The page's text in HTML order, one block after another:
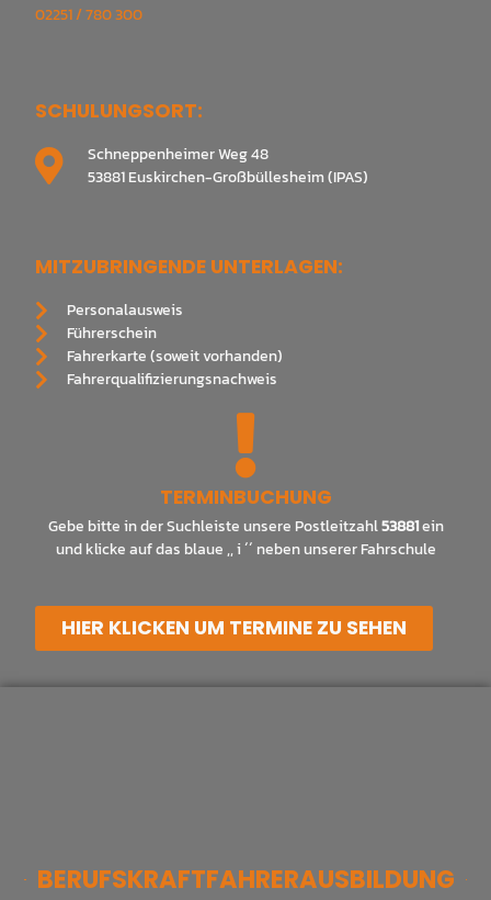
02251 / 780 300
SCHULUNGSORT:
Schneppenheimer Weg 48
53881 Euskirchen-Großbüllesheim (IPAS)
MITZUBRINGENDE UNTERLAGEN:
Personalausweis
Führerschein
Fahrerkarte (soweit vorhanden)
Fahrerqualifizierungsnachweis
TERMINBUCHUNG
Gebe bitte in der Suchleiste unsere Postleitzahl53881ein
und klicke auf das blaue ,, i ´´ neben unserer Fahrschule
HIER KLICKEN UM TERMINE ZU SEHEN
BERUFSKRAFTFAHRER­AUSBILDUNG